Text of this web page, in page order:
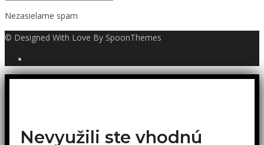
Nezasielame spam
© Designed With Love By SpoonThemes
Nevyužili ste vhodnú